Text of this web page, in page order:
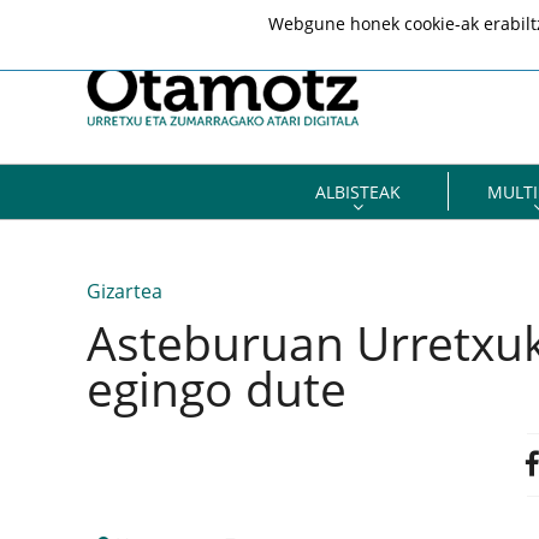
ALBISTEAK
Gizartea
Asteburuan
egingo dute
Webgune honek cookie-ak